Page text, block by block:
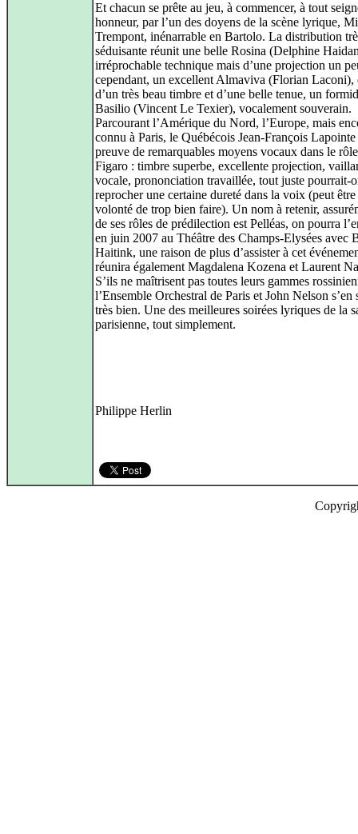
Et chacun se prête au jeu, à commencer, à tout
honneur, par l’un des doyens de la scène lyrique,
Trempont, inénarrable en Bartolo. La distribution
séduisante réunit une belle Rosina (Delphine
irréprochable technique mais d’une projection un
cependant, un excellent Almaviva (Florian Laconi),
d’un très beau timbre et d’une belle tenue, un
Basilio (Vincent Le Texier), vocalement souverain.
Parcourant l’Amérique du Nord, l’Europe, mais
connu à Paris, le Québécois Jean-François
preuve de remarquables moyens vocaux dans le
Figaro : timbre superbe, excellente projection,
vocale, prononciation travaillée, tout juste pourrait-
reprocher une certaine dureté dans la voix (peut être
volonté de trop bien faire). Un nom à retenir,
de ses rôles de prédilection est Pelléas, on pourra
en juin 2007 au Théâtre des Champs-Elysées avec
Haitink, une raison de plus d’assister à cet
réunira également Magdalena Kozena et Laurent
S’ils ne maîtrisent pas toutes leurs gammes
l’Ensemble Orchestral de Paris et John Nelson s’en
très bien. Une des meilleures soirées lyriques de la
parisienne, tout simplement.
Philippe Herlin